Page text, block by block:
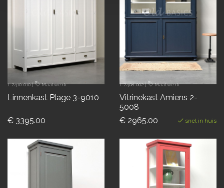
1-2410-010| Maatwerk
Linnenkast Plage 3-9010
€ 3395.00
1-2408-002| Maatwerk
Vitrinekast Amiens 2-
5008
€ 2965.00
snel in huis